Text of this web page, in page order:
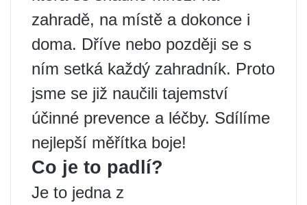
zahradě, na místě a dokonce i
doma. Dříve nebo později se s
ním setká každý zahradník. Proto
jsme se již naučili tajemství
účinné prevence a léčby. Sdílíme
nejlepší měřítka boje!
Co je to padlí?
Je to jedna z